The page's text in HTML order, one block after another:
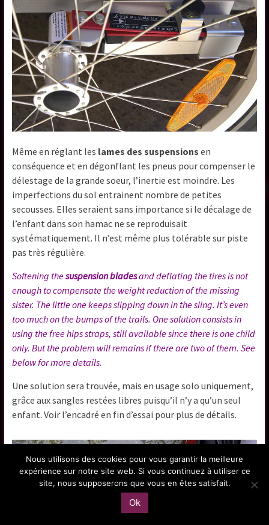
Même en réglant les lames des suspensions en
conséquence et en dégonflant les pneus pour compenser le
délestage de la grande soeur, l’inertie est moindre. Les
imperfections du sol entrainent nombre de petites
secousses. Elles seraient sans importance si le décalage de
l’enfant dans son hamac ne se reproduisait
systématiquement. Il n’est même plus tolérable sur piste
pas très régulière.
Softening thesuspension bladesand deflating the tires is not
enough to compensate the weight reduction of the missing
sister. The little one keeps slipping down in the sling. It’s even
too much on the bumps of the trails. One solution consists in
using the free hips straps, still available since there is one child
only. But the problem will remains if there are two of them. See
below for more details.
Une solution sera trouvée, mais en usage solo uniquement,
grâce aux sangles restées libres puisqu’il n’y a qu’un seul
enfant. Voir l’encadré en fin d’essai pour plus de détails.
Nous utilisons des cookies pour vous garantir la meilleure
expérience sur notre site web. Si vous continuez à utiliser ce
site, nous supposerons que vous en êtes satisfait.
Ok